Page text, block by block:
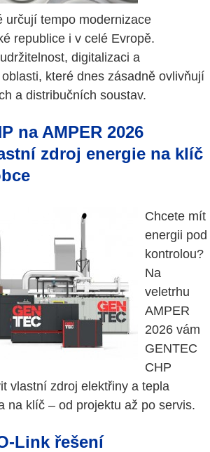
určují tempo modernizace
republice i v celé Evropě.
digitalizaci a
které dnes zásadně ovlivňují
a distribučních soustav.
na AMPER 2026
zdroj energie na klíč
Chcete mít
energii pod
kontrolou?
Na
veletrhu
AMPER
2026 vám
GENTEC
CHP
vlastní zdroj elektřiny a tepla
na klíč – od projektu až po servis.
Link řešení